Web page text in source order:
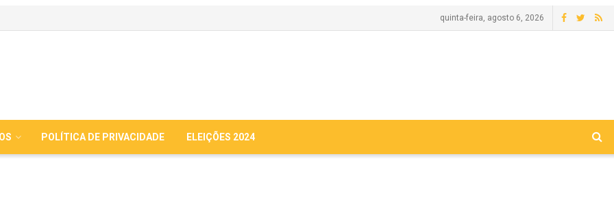
quinta-feira, agosto 6, 2026
POLÍTICA DE PRIVACIDADE ELEIÇÕES 2024